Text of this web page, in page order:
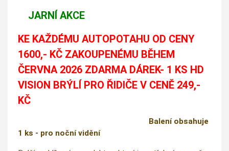
JARNÍ AKCE
KE KAŽDÉMU AUTOPOTAHU OD CENY
1600,- KČ ZAKOUPENÉMU BĚHEM
ČERVNA 2026 ZDARMA DÁREK- 1 KS HD
VISION BRÝLÍ PRO ŘIDIČE V CENĚ 249,-
KČ
Balení obsahuje
1 ks - pro noční vidění